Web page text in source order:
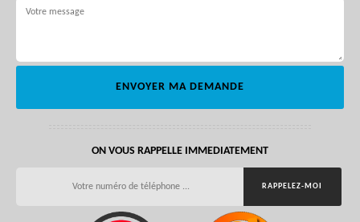
ON VOUS RAPPELLE IMMEDIATEMENT